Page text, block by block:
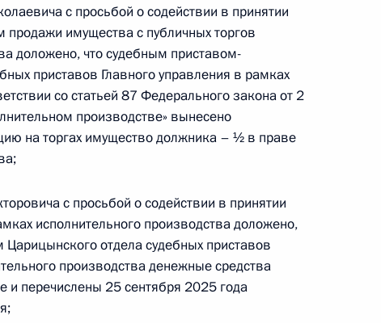
Российской Федерации
службы судебных приставов
личный приём граждан
с просьбой о содействии в принятии
имущества с публичных торгов
доложено, что судебным приставом-
приставов Главного управления в рамках
со статьей 87 Федерального закона от 2
производстве» вынесено
на торгах имущество должника – ½ в праве
с просьбой о содействии в принятии
исполнительного производства доложено,
отдела судебных приставов
производства денежные средства
перечислены 25 сентября 2025 года